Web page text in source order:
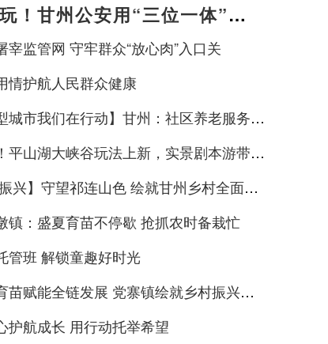
！甘州公安用“三位一体”警
意
宰监管网 守牢群众“放心肉”入口关
情护航人民群众健康
城市我们在行动】甘州：社区养老服务阵
阳红”
平山湖大峡谷玩法上新，实景剧本游带火
兴】守望祁连山色 绘就甘州乡村全面振
镇：盛夏育苗不停歇 抢抓农时备栽忙
管班 解锁童趣好时光
苗赋能全链发展 党寨镇绘就乡村振兴富
护航成长 用行动托举希望